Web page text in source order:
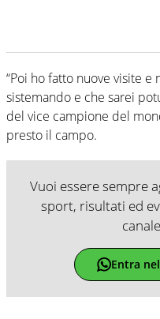
“Poi ho fatto nuove visite
sistemando e che sarei
del vice campione del
presto il campo.
Vuoi essere sempre
sport, risultati ed
canale
Entra